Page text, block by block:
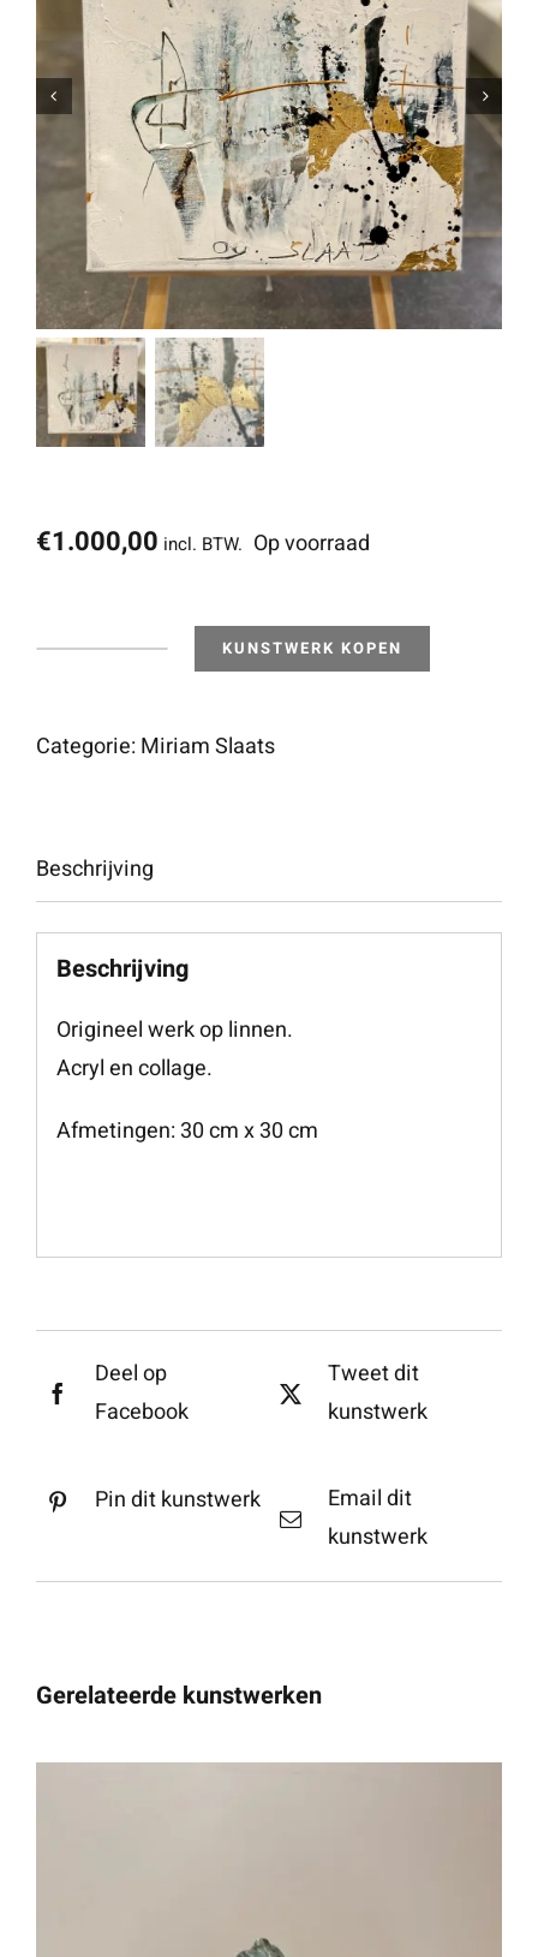
€1.000,00 incl. BTW. Op voorraad
Eyes
aantal
KUNSTWERK KOPEN
Categorie:Miriam Slaats
Beschrijving
Beschrijving
Origineel werk op linnen.
Acryl en collage.
Afmetingen: 30 cm x 30 cm
Deel op
Facebook
Tweet dit
kunstwerk
Pin dit kunstwerk
Email dit
kunstwerk
Gerelateerde kunstwerken